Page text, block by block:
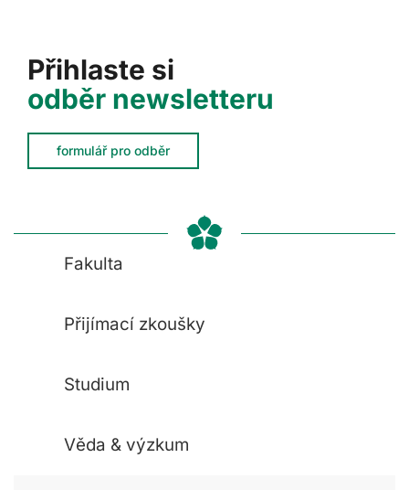
Přihlaste si
odběr newsletteru
formulář pro odběr
Fakulta
Přijímací zkoušky
Studium
Věda & výzkum